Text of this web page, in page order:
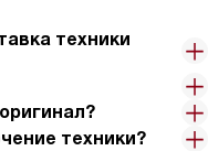
техники
техники?